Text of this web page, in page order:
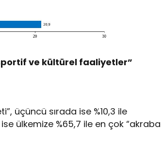
ve kültürel faaliyetler”
üçüncü sırada ise %10,3 ile
ise ülkemize %65,7 ile en çok “akraba